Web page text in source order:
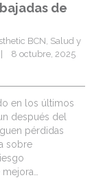
de
BCN, Salud y
|    8 octubre, 2025
en los últimos
después del
pérdidas
sobre